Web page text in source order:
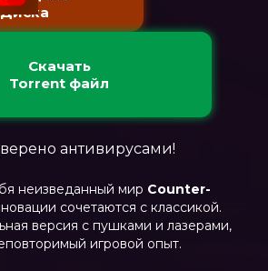
Диска
Скачать
Torrent файл
неизведанный мир Counter-
сочетаются с классикой.
версия с пушками и лазерами,
игровой опыт.